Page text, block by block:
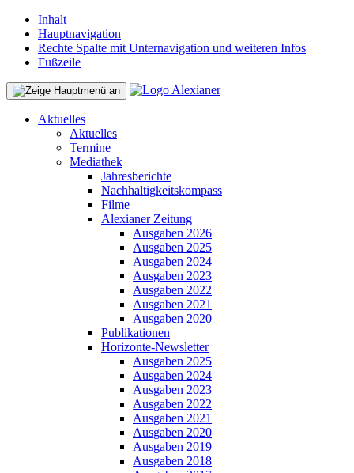
Inhalt
Hauptnavigation
Rechte Spalte mit Unternavigation und weiteren Infos
Fußzeile
Aktuelles
Aktuelles
Termine
Mediathek
Jahresberichte
Nachhaltigkeitskompass
Filme
Alexianer Zeitung
Ausgaben 2026
Ausgaben 2025
Ausgaben 2024
Ausgaben 2023
Ausgaben 2022
Ausgaben 2021
Ausgaben 2020
Publikationen
Horizonte-Newsletter
Ausgaben 2025
Ausgaben 2024
Ausgaben 2023
Ausgaben 2022
Ausgaben 2021
Ausgaben 2020
Ausgaben 2019
Ausgaben 2018